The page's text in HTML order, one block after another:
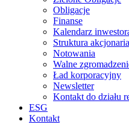
Obligacje
Finanse
Kalendarz
Struktura
Notowania
Walne
Ład korporacyjny
Newsletter
Kontakt do działu
ESG
Kontakt